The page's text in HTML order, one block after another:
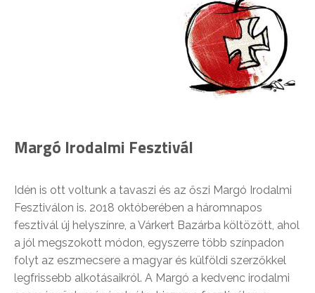
Margó Irodalmi Fesztivál
Idén is ott voltunk a tavaszi és az őszi Margó Irodalmi
Fesztiválon is. 2018 októberében a háromnapos
fesztivál új helyszínre, a Várkert Bazárba költözött, ahol
a jól megszokott módon, egyszerre több színpadon
folyt az eszmecsere a magyar és külföldi szerzőkkel
legfrissebb alkotásaikról. A Margó a kedvenc irodalmi